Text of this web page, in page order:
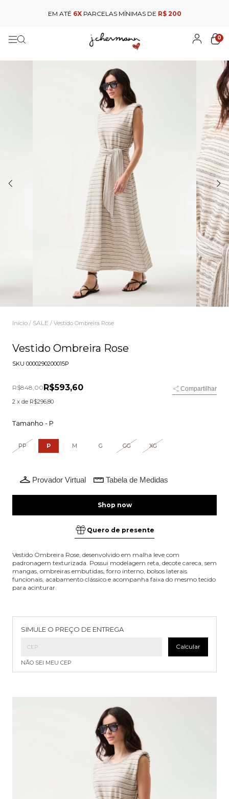
EM ATÉ 6XPARCELAS MÍNIMAS DE R$ 200
0
Início / SALE / Vestido Ombreira Rose
Vestido Ombreira Rose
SKU 0000290200015P
R$848,00 R$593,60
Compartilhar
2 x de R$296,80
Tamanho - P
PP P M G GG XG
Provador Virtual Tabela de Medidas
Quero de presente
Vestido Ombreira Rose, desenvolvido em malha leve com
padronagem texturizada. Possui modelagem reta, decote careca, sem
mangas, ombreiras embutidas, forro interno, bolsos laterais
funcionais, acabamento clássico e acompanha faixa do mesmo tecido
para acinturar.
SIMULE O PREÇO DE ENTREGA
Calcular
NÃO SEI MEU CEP